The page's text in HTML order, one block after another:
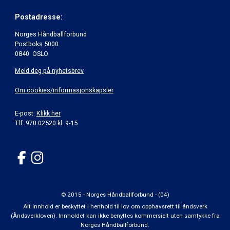
Postadresse:
Norges Håndballforbund
Postboks 5000
0840 OSLO
Meld deg på nyhetsbrev
Om cookies/informasjonskapsler
E-post: Klikk her
Tlf: 970 02520 kl. 9-15
© 2015 - Norges Håndballforbund - (04)
Alt innhold er beskyttet i henhold til lov om opphavsrett til åndsverk
(Åndsverkloven). Innholdet kan ikke benyttes kommersielt uten samtykke fra
Norges Håndballforbund.